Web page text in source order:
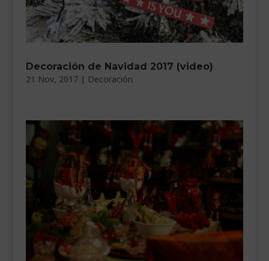
Decoración de Navidad 2017 (video)
21 Nov, 2017| Decoración